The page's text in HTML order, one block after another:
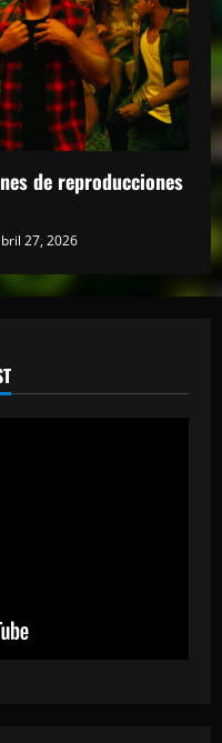
de reproducciones
27, 2026